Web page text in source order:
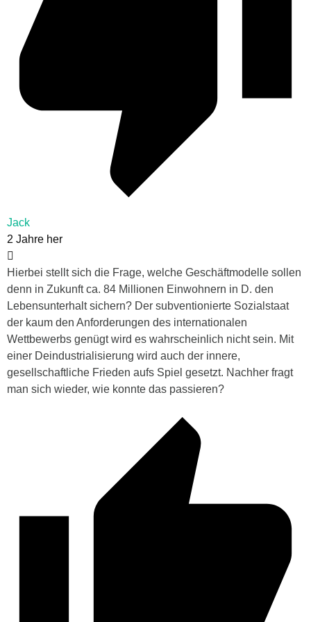
Jack
2 Jahre her
Hierbei stellt sich die Frage, welche Geschäftmodelle sollen
denn in Zukunft ca. 84 Millionen Einwohnern in D. den
Lebensunterhalt sichern? Der subventionierte Sozialstaat
der kaum den Anforderungen des internationalen
Wettbewerbs genügt wird es wahrscheinlich nicht sein. Mit
einer Deindustrialisierung wird auch der innere,
gesellschaftliche Frieden aufs Spiel gesetzt. Nachher fragt
man sich wieder, wie konnte das passieren?